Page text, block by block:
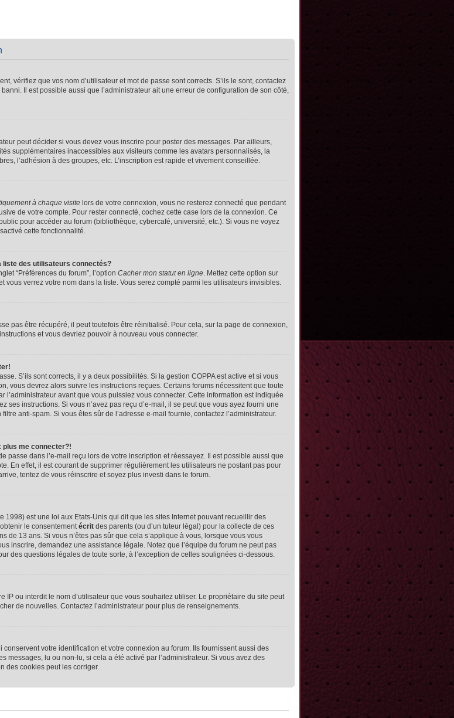
vérifiez que vos nom d’utilisateur et mot de passe sont corrects. S’ils le sont, contactez
Il est possible aussi que l’administrateur ait une erreur de configuration de son côté,
peut décider si vous devez vous inscrire pour poster des messages. Par ailleurs,
supplémentaires inaccessibles aux visiteurs comme les avatars personnalisés, la
l’adhésion à des groupes, etc. L’inscription est rapide et vivement conseillée.
à chaque visite lors de votre connexion, vous ne resterez connecté que pendant
de votre compte. Pour rester connecté, cochez cette case lors de la connexion. Ce
pour accéder au forum (bibliothèque, cybercafé, université, etc.). Si vous ne voyez
cette fonctionnalité.
liste des utilisateurs connectés?
“Préférences du forum”, l’option Cacher mon statut en ligne. Mettez cette option sur
vous verrez votre nom dans la liste. Vous serez compté parmi les utilisateurs invisibles.
pas être récupéré, il peut toutefois être réinitialisé. Pour cela, sur la page de connexion,
et vous devriez pouvoir à nouveau vous connecter.
S’ils sont corrects, il y a deux possibilités. Si la gestion COPPA est active et si vous
vous devrez alors suivre les instructions reçues. Certains forums nécessitent que toute
l’administrateur avant que vous puissiez vous connecter. Cette information est indiquée
ses instructions. Si vous n’avez pas reçu d’e-mail, il se peut que vous ayez fourni une
anti-spam. Si vous êtes sûr de l’adresse e-mail fournie, contactez l’administrateur.
plus me connecter?!
passe dans l’e-mail reçu lors de votre inscription et réessayez. Il est possible aussi que
En effet, il est courant de supprimer régulièrement les utilisateurs ne postant pas pour
tentez de vous réinscrire et soyez plus investi dans le forum.
1998) est une loi aux Etats-Unis qui dit que les sites Internet pouvant recueillir des
le consentementécrit des parents (ou d’un tuteur légal) pour la collecte de ces
de 13 ans. Si vous n’êtes pas sûr que cela s’applique à vous, lorsque vous vous
inscrire, demandez une assistance légale. Notez que l’équipe du forum ne peut pas
des questions légales de toute sorte, à l’exception de celles soulignées ci-dessous.
IP ou interdit le nom d’utilisateur que vous souhaitez utiliser. Le propriétaire du site peut
de nouvelles. Contactez l’administrateur pour plus de renseignements.
votre identification et votre connexion au forum. Ils fournissent aussi des
messages, lu ou non-lu, si cela a été activé par l’administrateur. Si vous avez des
des cookies peut les corriger.